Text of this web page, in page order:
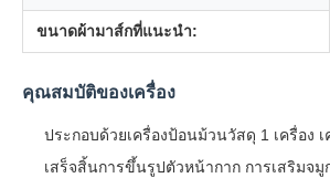
ขนาดผ้ามาส์กที่แนะนำ:
คุณสมบัติของเครื่อง
ประกอบด้วยเครื่องป้อนม้วนวัสดุ 1 เครื่อง
เสร็จสิ้นการขึ้นรูปตัวหน้ากาก การเสริมจ